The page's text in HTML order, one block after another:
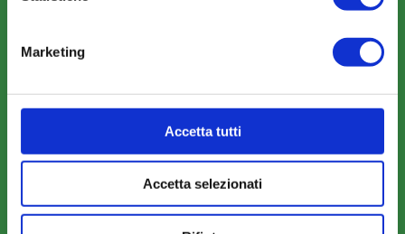
Marketing
Accetta tutti
Accetta selezionati
Eventi
Sfoglia la nostra brochure